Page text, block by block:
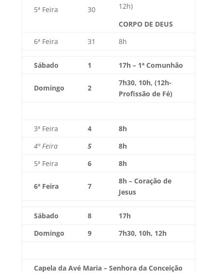
5ª Feira 30
12h)
CORPO DE DEUS
6ª Feira
31 8h
Sábado 1 17h – 1ª Comunhão
Domingo 2
7h30, 10h, (12h-
Profissão de Fé)
3ª Feira 4
8h
4ª Feira
5
8h
5ª Feira
6 8h
6ª Feira 7
8h – Coração de
Jesus
Sábado 8
17h
Domingo
9 7h30, 10h, 12h
Capela da Avé Maria – Senhora da Conceição